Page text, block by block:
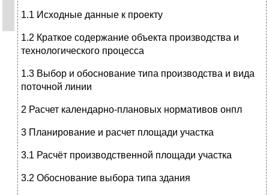
1.1 Исходные данные к проекту
1.2 Краткое содержание объекта производства и
технологического процесса
1.3 Выбор и обоснование типа производства и вида
поточной линии
2 Расчет календарно-плановых нормативов онпл
3 Планирование и расчет площади участка
3.1 Расчёт производственной площади участка
3.2 Обоснование выбора типа здания